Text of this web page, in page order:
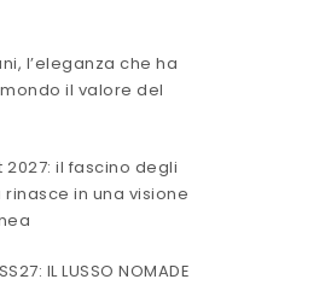
l’eleganza che ha
il valore del
2027: il fascino degli
rinasce in una visione
IL LUSSO NOMADE